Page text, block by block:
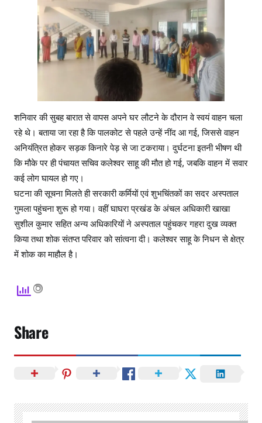
शनिवार की सुबह बारात से वापस अपने घर लौटने के दौरान वे स्वयं वाहन चला
रहे थे। बताया जा रहा है कि पालकोट से पहले उन्हें नींद आ गई, जिससे वाहन
अनियंत्रित होकर सड़क किनारे पेड़ से जा टकराया। दुर्घटना इतनी भीषण थी
कि मौके पर ही पंचायत सचिव कलेश्वर साहू की मौत हो गई, जबकि वाहन में सवार
कई लोग घायल हो गए।
घटना की सूचना मिलते ही सरकारी कर्मियों एवं शुभचिंतकों का सदर अस्पताल
गुमला पहुंचना शुरू हो गया। वहीं घाघरा प्रखंड के अंचल अधिकारी खाखा
सुशील कुमार सहित अन्य अधिकारियों ने अस्पताल पहुंचकर गहरा दुख व्यक्त
किया तथा शोक संतप्त परिवार को सांत्वना दी। कलेश्वर साहू के निधन से क्षेत्र
में शोक का माहौल है।
Share